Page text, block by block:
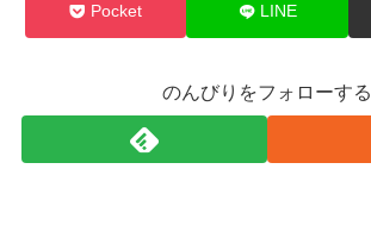
Pocket LINE
のんびりをフォローする